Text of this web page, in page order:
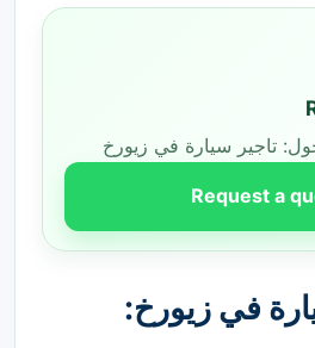
تاجير سيارة في زيورخ
Request a
في زيورخ: